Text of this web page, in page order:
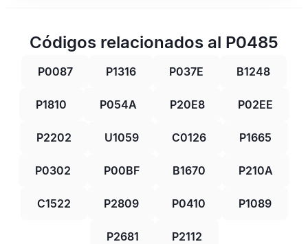
Códigos relacionados al P0485
P0087 P1316 P037E B1248
P1810 P054A P20E8 P02EE
P2202 U1059 C0126 P1665
P0302 P00BF B1670 P210A
C1522 P2809 P0410 P1089
P2681 P2112